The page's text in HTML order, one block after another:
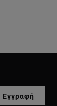
Εγγραφή